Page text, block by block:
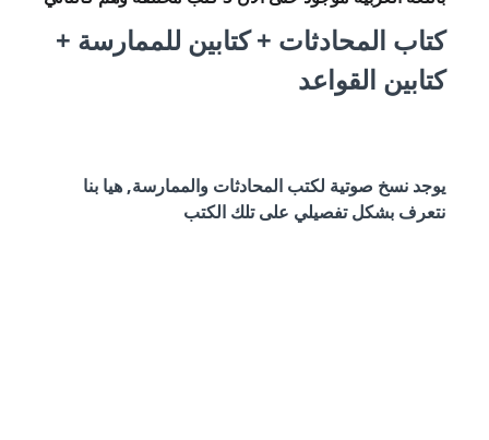
كتاب المحادثات + كتابين للممارسة +
كتابين القواعد
يوجد نسخ صوتية لكتب المحادثات والممارسة, هيا بنا
نتعرف بشكل تفصيلي على تلك الكتب